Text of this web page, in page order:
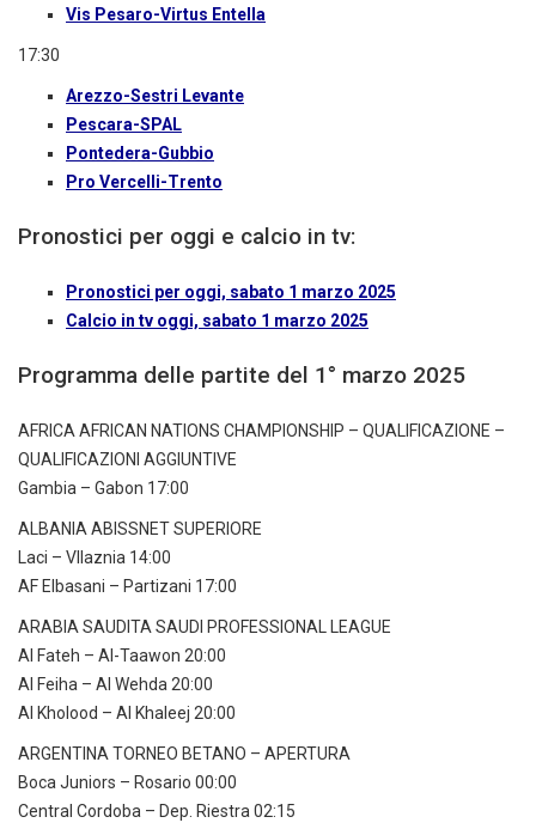
Vis Pesaro-Virtus Entella
17:30
Arezzo-Sestri Levante
Pescara-SPAL
Pontedera-Gubbio
Pro Vercelli-Trento
Pronostici per oggi e calcio in tv:
Pronostici per oggi, sabato 1 marzo 2025
Calcio in tv oggi, sabato 1 marzo 2025
Programma delle partite del 1° marzo 2025
AFRICA AFRICAN NATIONS CHAMPIONSHIP – QUALIFICAZIONE –
QUALIFICAZIONI AGGIUNTIVE
Gambia – Gabon 17:00
ALBANIA ABISSNET SUPERIORE
Laci – Vllaznia 14:00
AF Elbasani – Partizani 17:00
ARABIA SAUDITA SAUDI PROFESSIONAL LEAGUE
Al Fateh – Al-Taawon 20:00
Al Feiha – Al Wehda 20:00
Al Kholood – Al Khaleej 20:00
ARGENTINA TORNEO BETANO – APERTURA
Boca Juniors – Rosario 00:00
Central Cordoba – Dep. Riestra 02:15